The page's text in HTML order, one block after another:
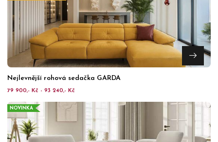
Nejlevnější rohová sedačka GARDA
79 900,- Kč - 93 240,- Kč
NOVINKA